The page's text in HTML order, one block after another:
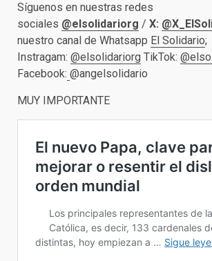
Síguenos en nuestras redes
sociales @elsolidariorg / X:
nuestro canal de Whatsapp El Solidario;
Instragam: @elsolidariorg TikTok:
Facebook: @angelsolidario
MUY IMPORTANTE